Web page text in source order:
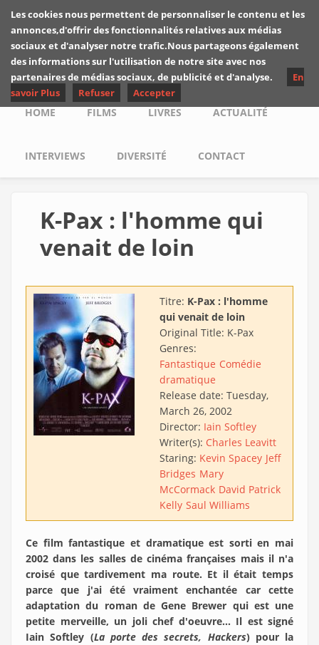
Skip to main content
Les critiques de
Yuyine
Main menu
HOME FILMS LIVRES ACTUALITÉ
INTERVIEWS DIVERSITÉ CONTACT
K-Pax : l'homme qui
venait de loin
Titre: K-Pax : l'homme
qui venait de loin
Original Title: K-Pax
Genres:
Fantastique Comédie
dramatique
Release date: Tuesday,
March 26, 2002
Director: Iain Softley
Writer(s): Charles Leavitt
Staring: Kevin Spacey Jeff
Bridges Mary
McCormack David Patrick
Kelly Saul Williams
Ce film fantastique et dramatique est sorti en mai
2002 dans les salles de cinéma françaises mais il n'a
croisé que tardivement ma route. Et il était temps
parce que j'ai été vraiment enchantée car cette
adaptation du roman de Gene Brewer qui est une
petite merveille, un joli chef d'oeuvre... Il est signé
Iain Softley (La porte des secrets, Hackers) pour la
Les cookies nous permettent de personnaliser le contenu et les
annonces,d'offrir des fonctionnalités relatives aux médias
sociaux et d'analyser notre trafic.Nous partageons également
des informations sur l'utilisation de notre site avec nos
partenaires de médias sociaux, de publicité et d'analyse.
En
savoir Plus
Refuser Accepter